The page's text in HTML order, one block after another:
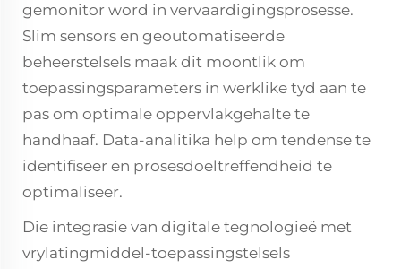
gemonitor word in vervaardigingsprosesse.
Slim sensors en geoutomatiseerde
beheerstelsels maak dit moontlik om
toepassingsparameters in werklike tyd aan te
pas om optimale oppervlakgehalte te
handhaaf. Data-analitika help om tendense te
identifiseer en prosesdoeltreffendheid te
optimaliseer.
Die integrasie van digitale tegnologieë met
vrylatingmiddel-toepassingstelsels